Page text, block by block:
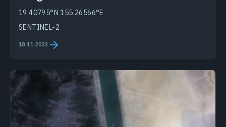
19.40795°N 155.26566°E
SENTINEL-2
18.11.2023